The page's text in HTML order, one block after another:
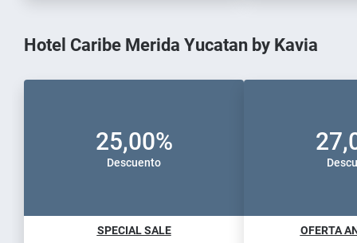
Hotel Caribe Merida Yucatan by Kavia
25,00%
Descuento
SPECIAL SALE
OFERTA